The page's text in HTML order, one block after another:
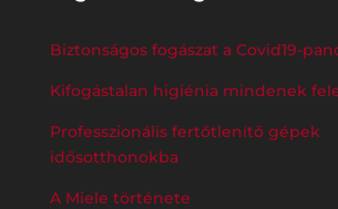
Biztonságos fogászat a Covid19-
Kifogástalan higiénia mindenek
Professzionális fertőtlenítő gépek
idősotthonokba
A Miele története